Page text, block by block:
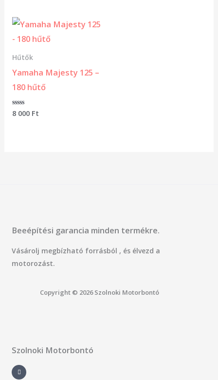
Hűtők
Yamaha Majesty 125 –
180 hűtő
Értékelés:
8 000 Ft
Beeépítési garancia minden termékre.
Vásárolj megbízható forrásból , és élvezd a
motorozást.
Copyright © 2026 Szolnoki Motorbontó
Szolnoki Motorbontó
a
c